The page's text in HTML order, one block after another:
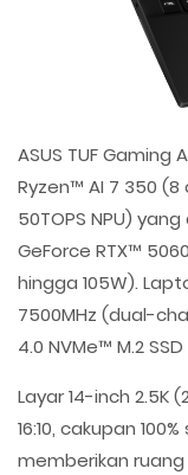
ASUS TUF Gaming
Ryzen™ AI 7 350 (8
50TOPS NPU)
GeForce RTX™
hingga 105W).
7500MHz (dual-
4.0 NVMe™ M.2
Layar 14-inch 2.5K
16:10, cakupan
memberikan